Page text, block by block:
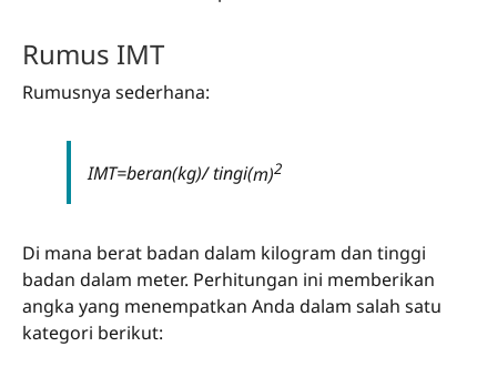
Rumus IMT
Rumusnya sederhana:
IMT=beran(kg)/tingi(m)2
Di mana berat badan dalam kilogram dan tinggi
badan dalam meter. Perhitungan ini memberikan
angka yang menempatkan Anda dalam salah satu
kategori berikut: